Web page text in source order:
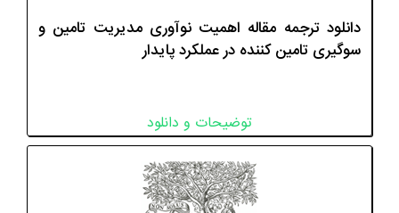
دانلود ترجمه مقاله اهمیت نوآوری مدیریت تامین و
سوگیری تامین کننده در عملکرد پایدار
توضیحات و دانلود